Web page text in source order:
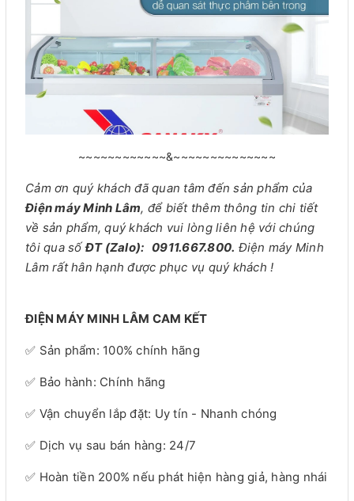
~~~~~~~~~~~~&~~~~~~~~~~~~~~
Cảm ơn quý khách đã quan tâm đến sản phẩm của
Điện máy Minh Lâm, để biết thêm thông tin chi tiết
về sản phẩm, quý khách vui lòng liên hệ với chúng
tôi qua sốĐT (Zalo): 0911.667.800. Điện máy Minh
Lâm rất hân hạnh được phục vụ quý khách !
ĐIỆN MÁY MINH LÂM CAM KẾT
✅ Sản phẩm: 100% chính hãng
✅ Bảo hành: Chính hãng
✅ Vận chuyển lắp đặt: Uy tín - Nhanh chóng
✅ Dịch vụ sau bán hàng: 24/7
✅ Hoàn tiền 200% nếu phát hiện hàng giả, hàng nhái